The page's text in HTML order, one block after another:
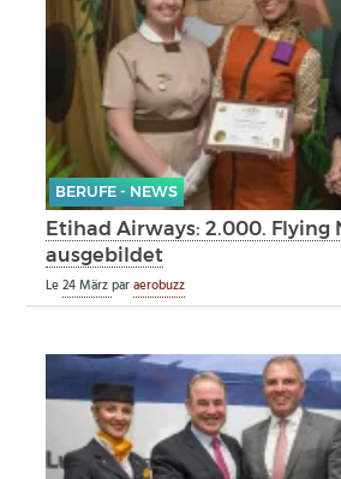
BERUFE - NEWS
Etihad Airways: 2.000. Flying
ausgebildet
Le24 Märzparaerobuzz